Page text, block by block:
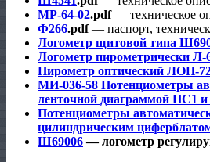
МР-64-02.pdf— техническое
Ф266.pdf— паспорт,
Логометр щитовой типа
Логометр пирометрически
Пирометр оптический ЛОП-
МИ-036-58 Потенциометры
ленточной диаграммой
Потенциометры
цилиндрическим
Ш69006— логометр